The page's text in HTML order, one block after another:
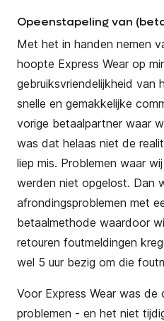
Opeenstapeling van
Met het in handen nemen
hoopte Express Wear op
gebruiksvriendelijkheid van
snelle en gemakkelijke
vorige betaalpartner waar
was dat helaas niet de
liep mis. Problemen waar
werden niet opgelost. Dan
afrondingsproblemen met
betaalmethode waardoor
retouren foutmeldingen
wel 5 uur bezig om die
Voor Express Wear was de
problemen - en het niet